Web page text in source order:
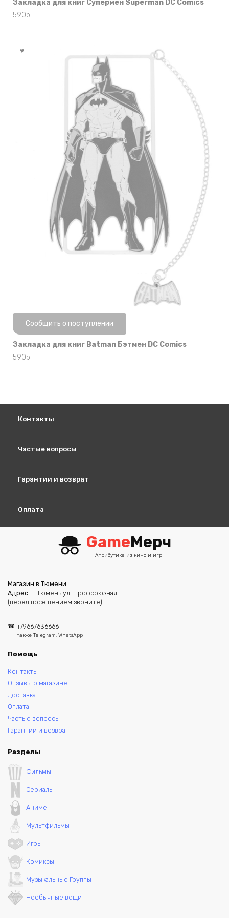
Закладка для книг Супермен Superman DC Comics
590р.
Нет в наличии
Сообщить о поступлении
Закладка для книг Batman Бэтмен DC Comics
590р.
Контакты
Частые вопросы
Гарантии и возврат
Оплата
GameМерч
Атрибутика из кино и игр
Магазин в Тюмени
Адрес: г. Тюмень ул. Профсоюзная
(перед посещением звоните)
+79667636666
также Telegram, WhatsApp
Помощь
Контакты
Отзывы о магазине
Доставка
Оплата
Частые вопросы
Гарантии и возврат
Разделы
Фильмы
Сериалы
Аниме
Мультфильмы
Игры
Комиксы
Музыкальные Группы
Необычные вещи